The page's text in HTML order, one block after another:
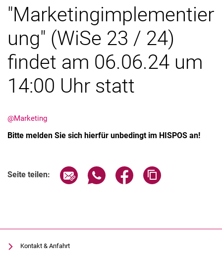
Aktuelles
"Marketingimplementier
ung" (WiSe 23 / 24)
findet am 06.06.24 um
14:00 Uhr statt
@Marketing
Bitte melden Sie sich hierfür unbedingt im HISPOS an!
Seite teilen: Seite über E-Mail teilen
Seite über WhatsApp teilen
Seite über Facebook
Kontakt & Anfahrt